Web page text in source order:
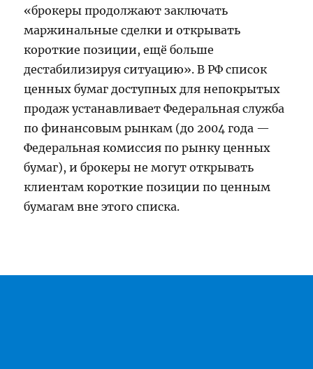
«брокеры продолжают заключать
маржинальные сделки и открывать
короткие позиции, ещё больше
дестабилизируя ситуацию». В РФ список
ценных бумаг доступных для непокрытых
продаж устанавливает Федеральная служба
по финансовым рынкам (до 2004 года —
Федеральная комиссия по рынку ценных
бумаг), и брокеры не могут открывать
клиентам короткие позиции по ценным
бумагам вне этого списка.